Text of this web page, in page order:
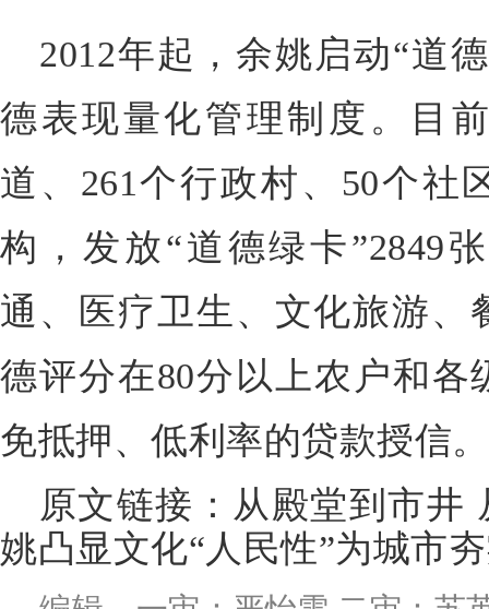
2012年起，余姚启动“道
德表现量化管理制度。目
道、261个行政村、50个社
构，发放“道德绿卡”2849
通、医疗卫生、文化旅游、
德评分在80分以上农户和
免抵押、低利率的贷款授信。
原文链接： 从殿堂到市
姚凸显文化“人民性”为城市